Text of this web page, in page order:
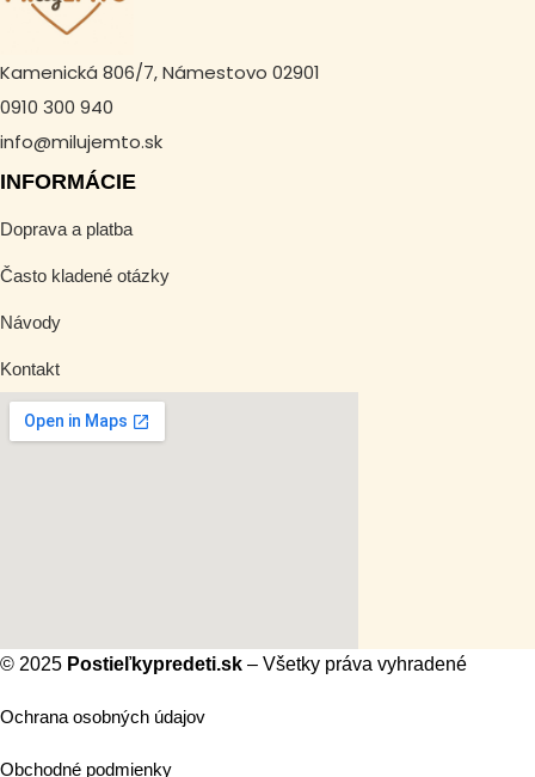
Kamenická 806/7, Námestovo 02901
0910 300 940
info@milujemto.sk
INFORMÁCIE
Doprava a platba
Často kladené otázky
Návody
Kontakt
© 2025 Postieľkypredeti.sk – Všetky práva vyhradené
Ochrana osobných údajov
Obchodné podmienky